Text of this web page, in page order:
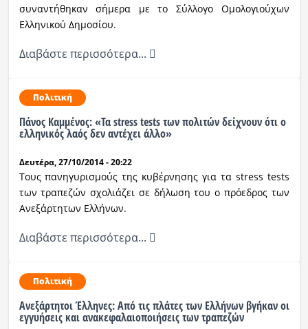
συναντήθηκαν σήμερα με το Σύλλογο Ομολογιούχων
Ελληνικού Δημοσίου.
Διαβάστε περισσότερα...
Πολιτική
Πάνος Καμμένος: «Τα stress tests των πολιτών δείχνουν ότι ο
ελληνικός λαός δεν αντέχει άλλο»
Δευτέρα, 27/10/2014 - 20:22
Τους πανηγυρισμούς της κυβέρνησης για τα stress tests
των τραπεζών σχολιάζει σε δήλωση του ο πρόεδρος των
Ανεξάρτητων Ελλήνων.
Διαβάστε περισσότερα...
Πολιτική
Ανεξάρτητοι Έλληνες: Από τις πλάτες των Ελλήνων βγήκαν οι
εγγυήσεις και ανακεφαλαιοποιήσεις των τραπεζών